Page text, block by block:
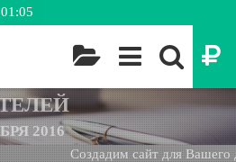
2016
Создадим сайт для Вашего